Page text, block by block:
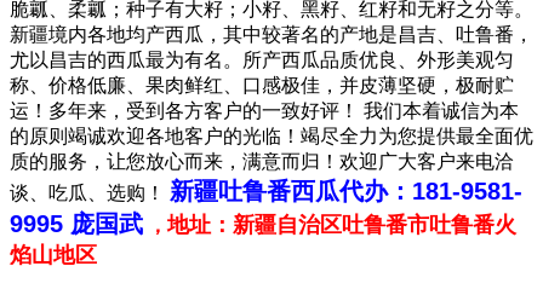
脆瓤、柔瓤；种子有大籽；小籽、黑籽、红籽和无籽之分等。
新疆境内各地均产西瓜，其中较著名的产地是昌吉、吐鲁番，
尤以昌吉的西瓜最为有名。所产西瓜品质优良、外形美观匀
称、价格低廉、果肉鲜红、口感极佳，并皮薄坚硬，极耐贮
运！多年来，受到各方客户的一致好评！ 我们本着诚信为本
的原则竭诚欢迎各地客户的光临！竭尽全力为您提供最全面优
质的服务，让您放心而来，满意而归！欢迎广大客户来电洽
谈、吃瓜、选购！ 新疆吐鲁番西瓜代办：181-9581-
9995 庞国武 ，地址：新疆自治区吐鲁番市吐鲁番火
焰山地区